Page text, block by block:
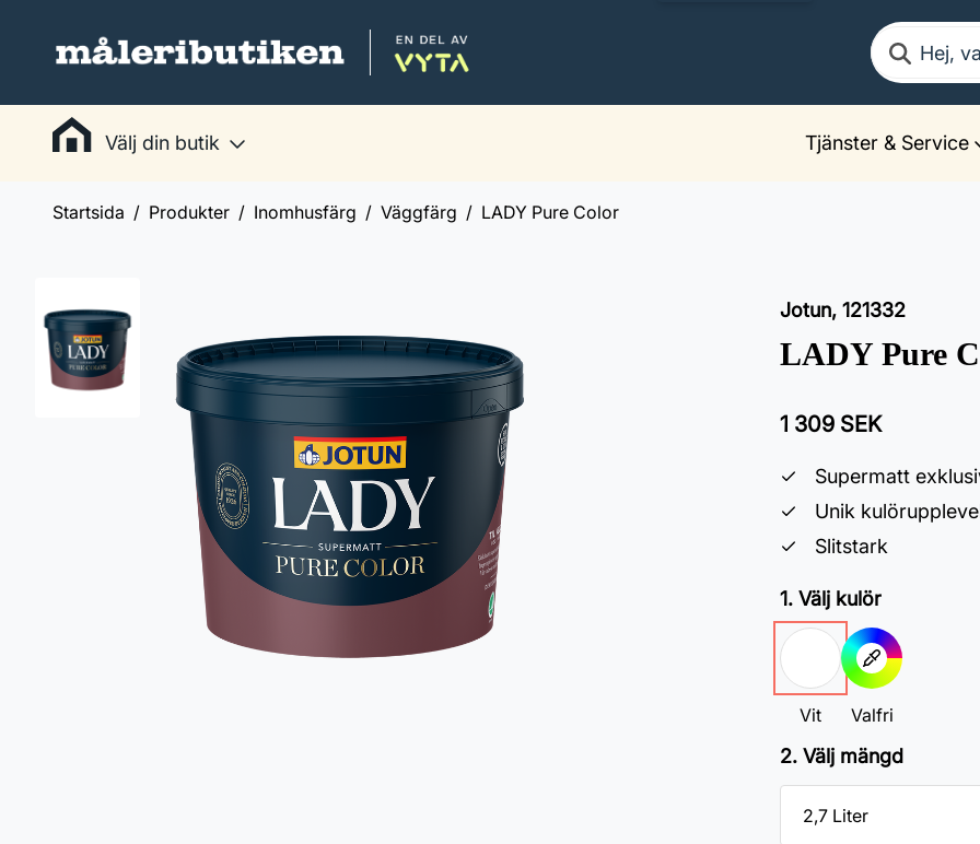
Sök
Välj din butik Tjänster & Service
Startsida Produkter Inomhusfärg Väggfärg LADY Pure Color
Jotun, 121332
LADY Pure
1 309 SEK
Supermatt
Unik
Slitstark
1. Välj kulör
Vit Valfri
2. Välj mängd